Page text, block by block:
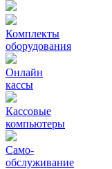
Комплекты
оборудования
Онлайн
кассы
Кассовые
компьютеры
Само-
обслуживание